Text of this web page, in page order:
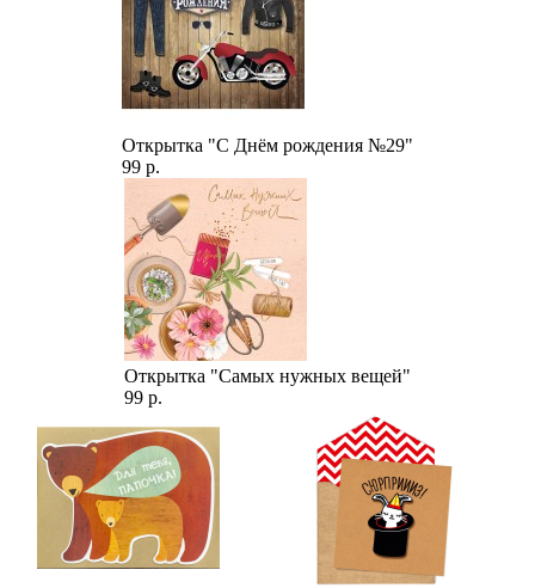
Открытка "С Днём рождения №29"
99 р.
Открытка "Самых нужных вещей"
99 р.